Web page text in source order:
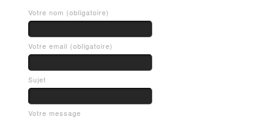
Votre nom (obligatoire)
Votre email (obligatoire)
Sujet
Votre message